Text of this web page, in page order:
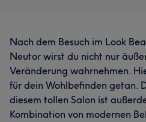
Nach dem Besuch im Look
Neutor wirst du nicht nur
Veränderung wahrnehmen.
für dein Wohlbefinden getan.
diesem tollen Salon ist
Kombination von modernen